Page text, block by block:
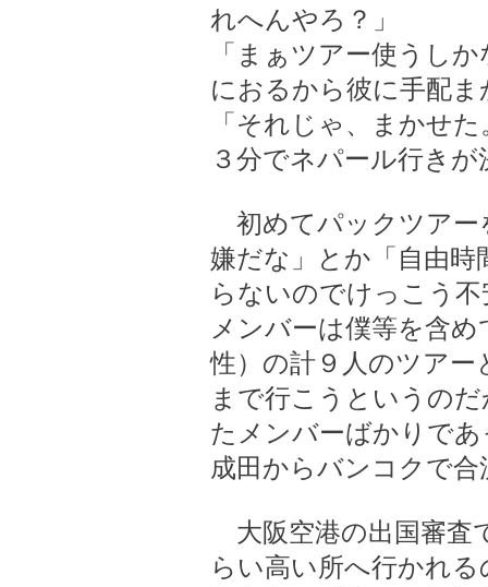
れへんやろ？」
「まぁツアー使うし
におるから彼に手配
「それじゃ、まかせた
３分でネパール行き
初めてパックツアー
嫌だな」とか「自由
らないのでけっこう
メンバーは僕等を含
性）の計９人のツア
まで行こうというの
たメンバーばかりで
成田からバンコクで
大阪空港の出国審査
らい高い所へ行かれ